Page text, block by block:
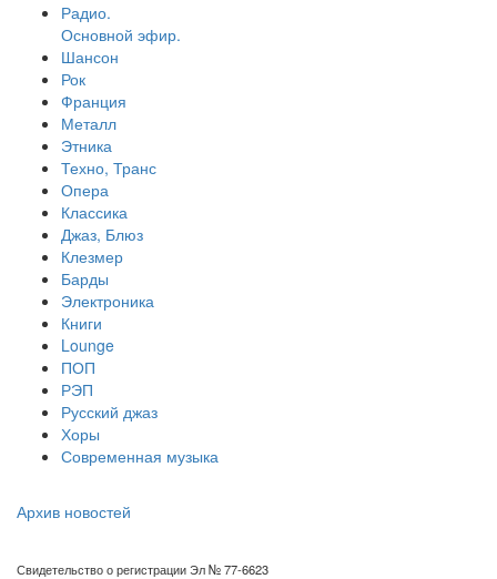
Радио.
Основной эфир.
Шансон
Рок
Франция
Металл
Этника
Техно, Транс
Опера
Классика
Джаз, Блюз
Клезмер
Барды
Электроника
Книги
Lounge
ПОП
РЭП
Русский джаз
Хоры
Современная музыка
Архив новостей
Свидетельство о регистрации Эл № 77-6623